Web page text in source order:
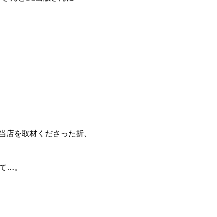
店を取材くださった折、
…。